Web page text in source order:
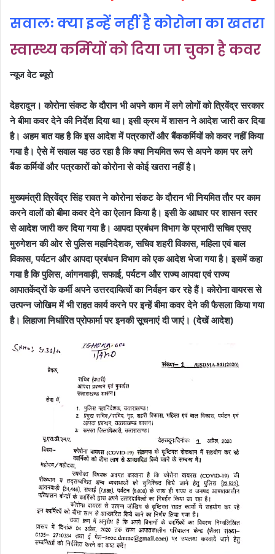
सवालः क्या इन्हें नहीं है कोरोना का खतरा
स्वास्थ्य कर्मियों को दिया जा चुका है कवर
न्यूज वेट ब्यूरो
देहरादून। कोरोना संकट के दौरान भी अपने काम में लगे लोगों को त्रिवेंद्र सरकार
ने बीमा कवर देने की निर्देश दिया था। इसी क्रम में शासन ने आदेश जारी कर दिया
है। अहम बात यह है कि इस आदेश में पत्रकारों और बैंककर्मियों को कवर नहीं किया
गया है। ऐसे में सवाल यह उठ रहा है कि क्या नियमित रूप से अपने काम पर लगे
बैंक कर्मियों और पत्रकारों को कोरोना से कोई खतरा नहीं है।
मुख्यमंत्री त्रिवेंद्र सिंह रावत ने कोरोना संकट के दौरान भी नियमित तौर पर काम
करने वालों को बीमा कवर देने का ऐलान किया है। इसी के आधार पर शासन स्तर
से आदेश जारी कर दिया गया है। आपदा प्रबंधन विभाग के प्रभारी सचिव एसए
मुरुगेशन की ओर से पुलिस महानिदेशक, सचिव शहरी विकास, महिला एवं बाल
विकास, पर्यटन और आपदा प्रबंधन विभाग को एक आदेश भेजा गया है। इसमें कहा
गया है कि पुलिस, आंगनवाड़ी, सफाई, पर्यटन और राज्य आपदा एवं राज्य
आपातकेंद्रों के कर्मी अपने उत्तरदायित्वों का निर्वहन कर रहे हैं। कोरोना वायरस से
उत्पन्न जोखिम में भी राहत कार्य करने पर इन्हें बीमा कवर देने की फैसला किया गया
है। लिहाजा निर्धारित प्रोफार्मा पर इनकी सूचनाएं दी जाएं। (देखें आदेश)